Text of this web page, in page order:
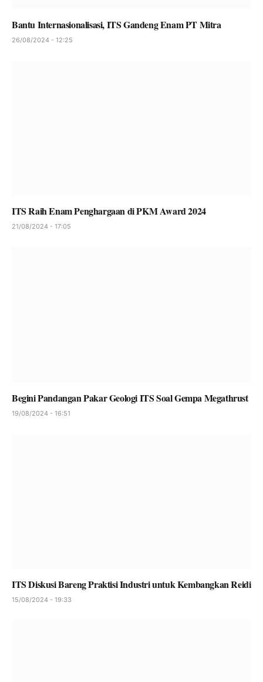
Bantu Internasionalisasi, ITS Gandeng Enam PT Mitra
26/08/2024 - 12:25
ITS Raih Enam Penghargaan di PKM Award 2024
21/08/2024 - 17:05
Begini Pandangan Pakar Geologi ITS Soal Gempa Megathrust
19/08/2024 - 16:51
ITS Diskusi Bareng Praktisi Industri untuk Kembangkan Reidi
15/08/2024 - 19:33